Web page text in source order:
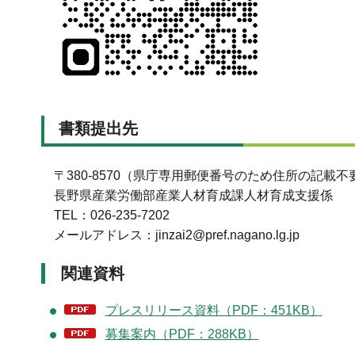
書類提出先
〒380-8570（県庁専用郵便番号のため住所の記載不
長野県産業労働部産業人材育成課人材育成支援係
TEL：026-235-7202
メールアドレス：jinzai2@pref.nagano.lg.jp
関連資料
プレスリリース資料（PDF：451KB）
募集案内（PDF：288KB）